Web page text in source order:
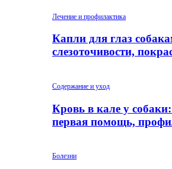
Лечение и профилактика
Капли для глаз
слезоточивости,
Содержание и уход
Кровь в кале у
первая помощь,
Болезни